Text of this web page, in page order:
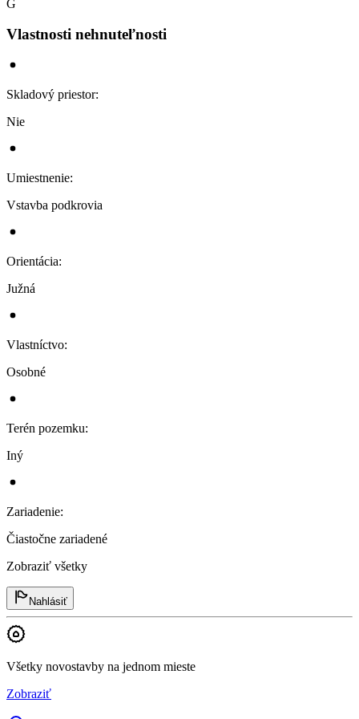
G
Vlastnosti nehnuteľnosti
Skladový priestor:
Nie
Umiestnenie:
Vstavba podkrovia
Orientácia:
Južná
Vlastníctvo:
Osobné
Terén pozemku:
Iný
Zariadenie:
Čiastočne zariadené
Zobraziť všetky
Nahlásiť
Všetky novostavby na jednom mieste
Zobraziť